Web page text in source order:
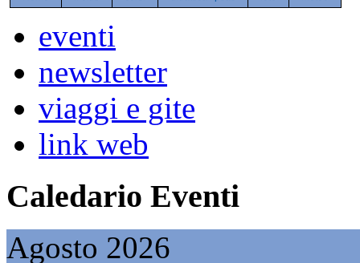
eventi
newsletter
viaggi e gite
link web
Caledario Eventi
Agosto 2026